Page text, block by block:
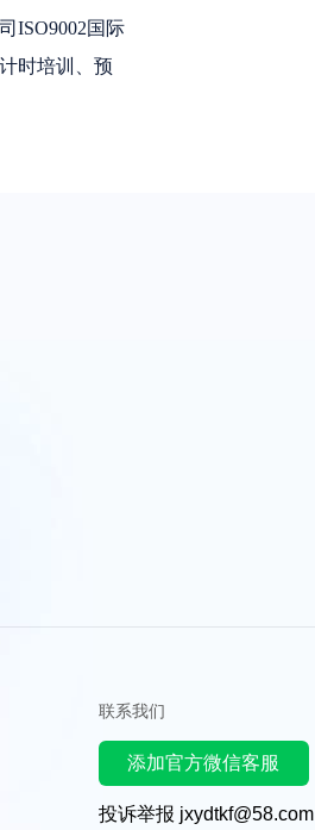
ISO9002国际
时培训、预
联系我们
添加官方微信客服
投诉举报 jxydtkf@58.com